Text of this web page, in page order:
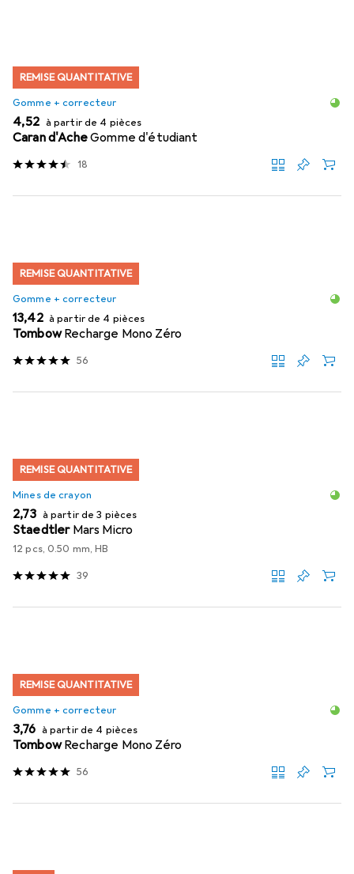
REMISE QUANTITATIVE
Gomme + correcteur
EUR
4,52 à partir de 4 pièces
Caran d'AcheGomme d'étudiant
18
REMISE QUANTITATIVE
Gomme + correcteur
EUR
13,42 à partir de 4 pièces
Tombow Recharge Mono Zéro
56
REMISE QUANTITATIVE
Mines de crayon
EUR
2,73 à partir de 3 pièces
Staedtler Mars Micro
12 pcs, 0.50 mm, HB
39
REMISE QUANTITATIVE
Gomme + correcteur
EUR
3,76 à partir de 4 pièces
Tombow Recharge Mono Zéro
56